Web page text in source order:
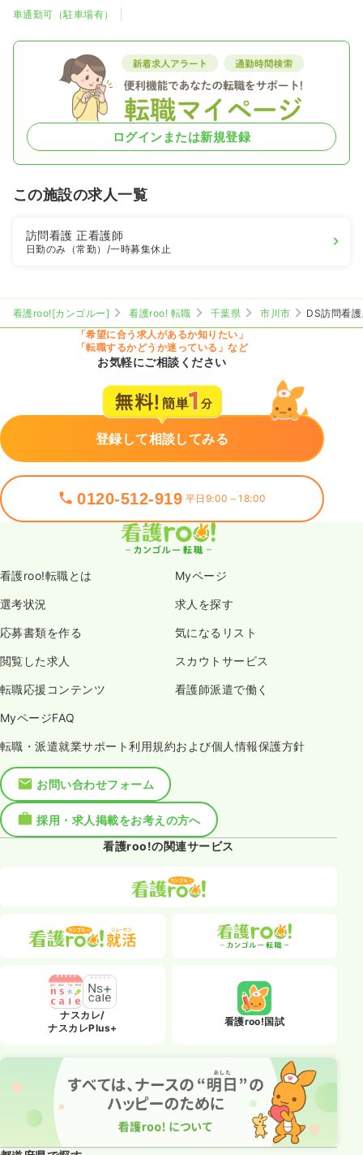
車通勤可（駐車場有）
ログインまたは新規登録
この施設の求人一覧
訪問看護正看護師
日勤のみ（常勤） /一時募集休止
看護roo![カンゴルー] 看護roo! 転職 千葉県 市川市
DS訪問看
「希望に合う求人があるか知りたい」
「転職するかどうか迷っている」など
お気軽にご相談ください
登録して相談してみる
0120-512-919 平日9:00～18:00
看護roo!転職とは Myページ
選考状況 求人を探す
応募書類を作る 気になるリスト
閲覧した求人 スカウトサービス
転職応援コンテンツ 看護師派遣で働く
MyページFAQ
転職・派遣就業サポート利用規約および個人情報保護方針
お問い合わせフォーム
採用・求人掲載をお考えの方へ
看護roo!の関連サービス
ナスカレ/
ナスカレPlus+
看護roo!国試